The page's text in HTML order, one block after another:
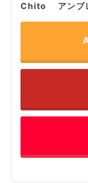
Chito アンブ